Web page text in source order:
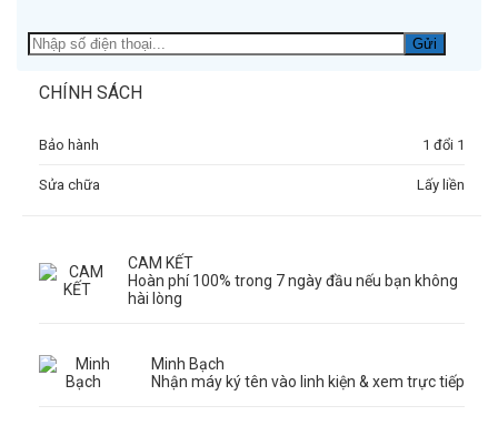
CHÍNH SÁCH
Bảo hành 1 đổi 1
Sửa chữa Lấy liền
CAM KẾT
Hoàn phí 100% trong 7 ngày đầu nếu bạn không
hài lòng
Minh Bạch
Nhận máy ký tên vào linh kiện & xem trực tiếp